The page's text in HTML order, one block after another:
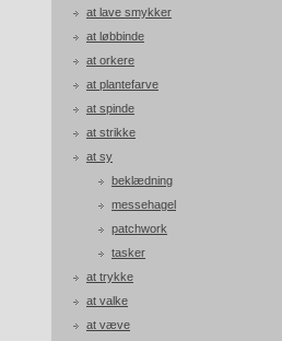
at lave smykker
at løbbinde
at orkere
at plantefarve
at spinde
at strikke
at sy
beklædning
messehagel
patchwork
tasker
at trykke
at valke
at væve